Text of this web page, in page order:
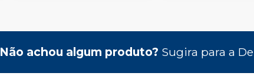
Não achou algum produto? Sugira para a